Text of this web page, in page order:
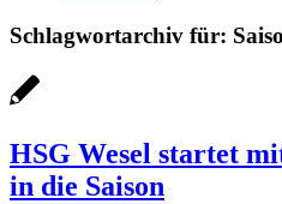
Schlagwortarchiv für:
HSG We­sel star­tet
in die Sai­son